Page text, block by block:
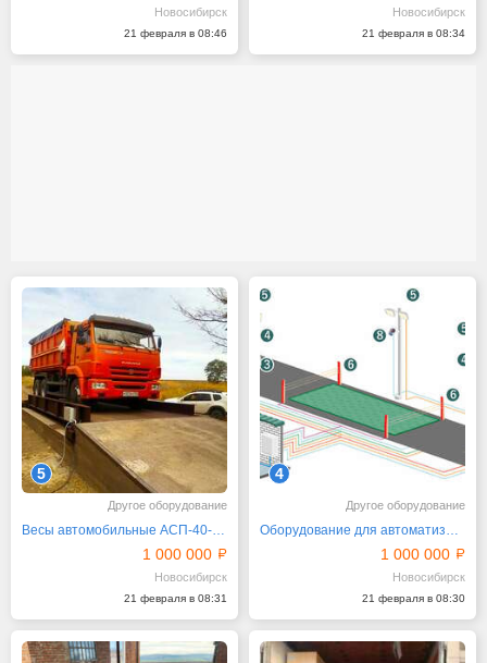
Новосибирск
21 февраля в 08:46
Новосибирск
21 февраля в 08:34
5
Другое оборудование
Весы автомобильные АСП-40-8 поверхностные
1 000 000
Новосибирск
21 февраля в 08:31
4
Другое оборудование
Оборудование для автоматизации автомобильных весов
1 000 000
Новосибирск
21 февраля в 08:30